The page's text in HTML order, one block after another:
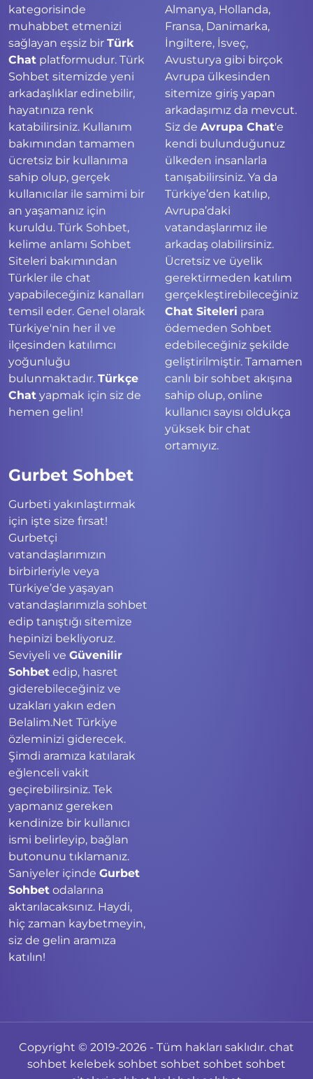
kategorisinde
muhabbet etmenizi
sağlayan eşsiz bir Türk
Chat platformudur. Türk
Sohbet sitemizde yeni
arkadaşlıklar edinebilir,
hayatınıza renk
katabilirsiniz. Kullanım
bakımından tamamen
ücretsiz bir kullanıma
sahip olup, gerçek
kullanıcılar ile samimi bir
an yaşamanız için
kuruldu. Türk Sohbet,
kelime anlamı Sohbet
Siteleri bakımından
Türkler ile chat
yapabileceğiniz kanalları
temsil eder. Genel olarak
Türkiye'nin her il ve
ilçesinden katılımcı
yoğunluğu
bulunmaktadır. Türkçe
Chat yapmak için siz de
hemen gelin!
Almanya, Hollanda,
Fransa, Danimarka,
İngiltere, İsveç,
Avusturya gibi birçok
Avrupa ülkesinden
sitemize giriş yapan
arkadaşımız da mevcut.
Siz de Avrupa Chat'e
kendi bulunduğunuz
ülkeden insanlarla
tanışabilirsiniz. Ya da
Türkiye’den katılıp,
Avrupa’daki
vatandaşlarımız ile
arkadaş olabilirsiniz.
Ücretsiz ve üyelik
gerektirmeden katılım
gerçekleştirebileceğiniz
Chat Siteleri para
ödemeden Sohbet
edebileceğiniz şekilde
geliştirilmiştir. Tamamen
canlı bir sohbet akışına
sahip olup, online
kullanıcı sayısı oldukça
yüksek bir chat
ortamıyız.
Gurbet Sohbet
Gurbeti yakınlaştırmak
için işte size fırsat!
Gurbetçi
vatandaşlarımızın
birbirleriyle veya
Türkiye’de yaşayan
vatandaşlarımızla sohbet
edip tanıştığı sitemize
hepinizi bekliyoruz.
Seviyeli ve Güvenilir
Sohbet edip, hasret
giderebileceğiniz ve
uzakları yakın eden
Belalim.Net Türkiye
özleminizi giderecek.
Şimdi aramıza katılarak
eğlenceli vakit
geçirebilirsiniz. Tek
yapmanız gereken
kendinize bir kullanıcı
ismi belirleyip, bağlan
butonunu tıklamanız.
Saniyeler içinde Gurbet
Sohbet odalarına
aktarılacaksınız. Haydi,
hiç zaman kaybetmeyin,
siz de gelin aramıza
katılın!
Copyright © 2019-2026 - Tüm hakları saklıdır. chat
sohbet kelebek sohbet sohbet sohbet sohbet